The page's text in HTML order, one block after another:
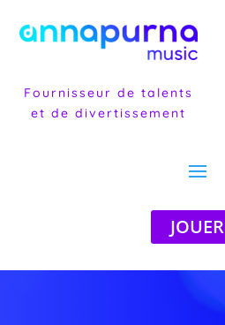
Fournisseur de talents
et de divertissement
JOUER